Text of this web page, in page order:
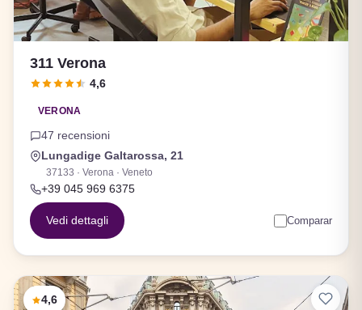
311 Verona
4,6
VERONA
47 recensioni
Lungadige Galtarossa, 21
37133 · Verona · Veneto
+39 045 969 6375
Vedi dettagli Comparar
4,6